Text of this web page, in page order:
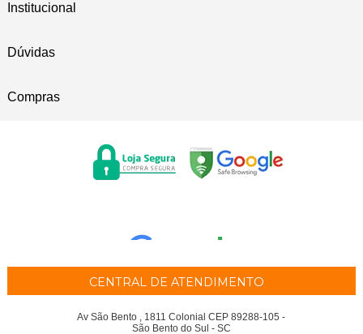
Institucional
Dúvidas
Compras
CENTRAL DE ATENDIMENTO
Av São Bento , 1811 Colonial CEP 89288-105 -
São Bento do Sul - SC